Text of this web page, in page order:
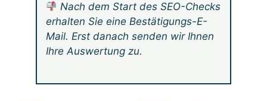
Nach dem Start des SEO-Checks
erhalten Sie eine Bestätigungs-E-
Mail. Erst danach senden wir Ihnen
Ihre Auswertung zu.